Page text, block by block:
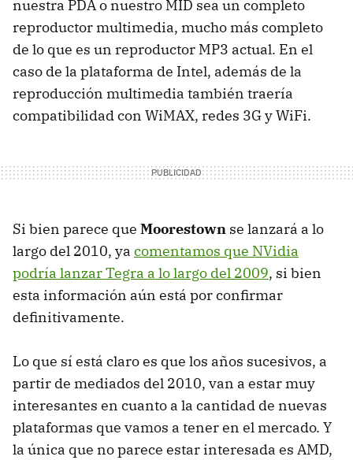
nuestra PDAo nuestro MID sea un completo
reproductor multimedia, mucho más completo
de lo que es un reproductor MP3 actual. En el
caso de la plataforma de Intel, además de la
reproducción multimedia también traería
compatibilidad con WiMAX, redes 3G y WiFi.
Si bien parece que Moorestown se lanzará a lo
largo del 2010, ya comentamos que NVidia
podría lanzar Tegra a lo largo del 2009, si bien
esta información aún está por confirmar
definitivamente.
Lo que sí está claro es que los años sucesivos, a
partir de mediados del 2010, van a estar muy
interesantes en cuanto a la cantidad de nuevas
plataformas que vamos a tener en el mercado. Y
la única que no parece estar interesada es AMD,